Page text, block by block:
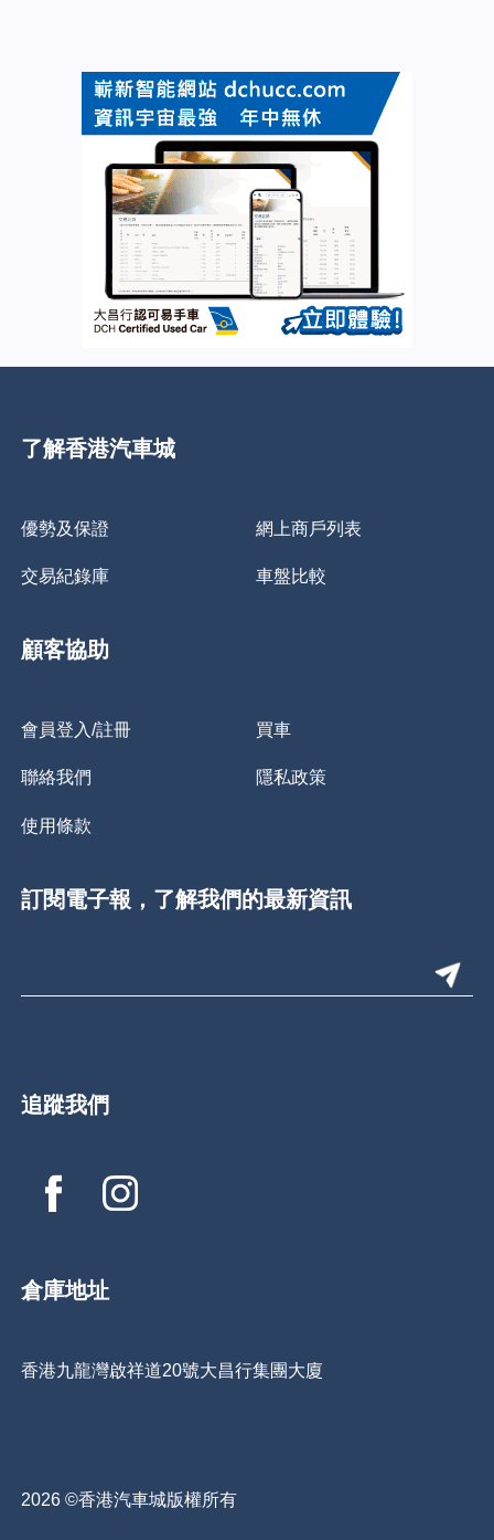
了解香港汽車城
優勢及保證 網上商戶列表
交易紀錄庫 車盤比較
顧客協助
會員登入/註冊 買車
聯絡我們 隱私政策
使用條款
訂閱電子報，了解我們的最新資訊
追蹤我們
倉庫地址
香港九龍灣啟祥道20號大昌行集團大廈
2026 ©香港汽車城版權所有